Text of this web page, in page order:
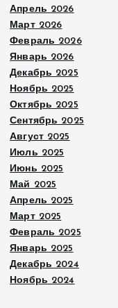
Апрель 2026
Март 2026
Февраль 2026
Январь 2026
Декабрь 2025
Ноябрь 2025
Октябрь 2025
Сентябрь 2025
Август 2025
Июль 2025
Июнь 2025
Май 2025
Апрель 2025
Март 2025
Февраль 2025
Январь 2025
Декабрь 2024
Ноябрь 2024